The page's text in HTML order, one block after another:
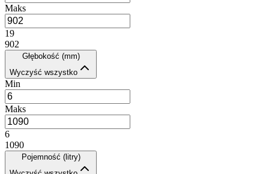
Maks
19
902
Głębokość (mm)
Wyczyść wszystko
Min
Maks
6
1090
Pojemność (litry)